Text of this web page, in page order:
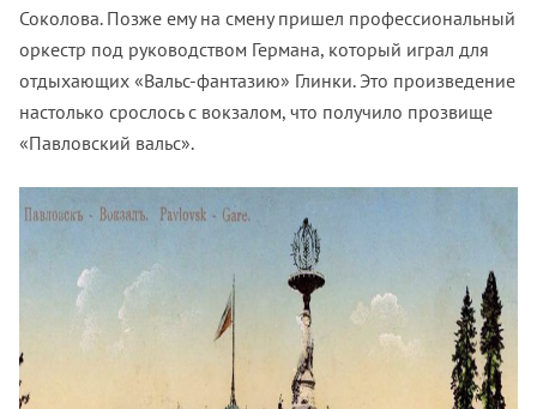
Соколова. Позже ему на смену пришел профессиональный
оркестр под руководством Германа, который играл для
отдыхающих «Вальс-фантазию» Глинки. Это произведение
настолько срослось с вокзалом, что получило прозвище
«Павловский вальс».